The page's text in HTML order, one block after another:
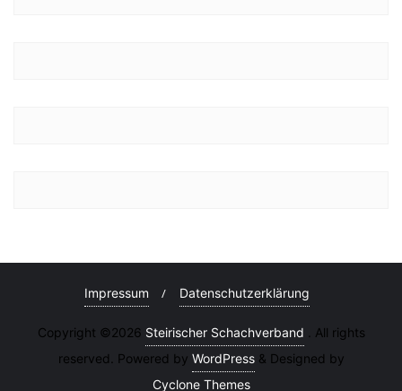
Impressum Datenschutzerklärung
Copyright ©2026 Steirischer Schachverband . All rights
reserved. Powered by WordPress & Designed by
Cyclone Themes